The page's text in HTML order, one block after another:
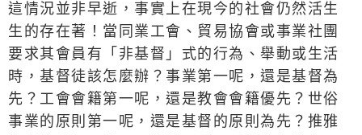
這情況並非早逝，事實上在現今的社會仍然活生
生的存在著！當同業工會、貿易協會或事業社團
要求其會員有「非基督」式的行為、舉動或生活
時，基督徒該怎麼辦？事業第一呢，還是基督為
先？工會會籍第一呢，還是教會會籍優先？世俗
事業的原則第一呢，還是基督的原則為先？推雅